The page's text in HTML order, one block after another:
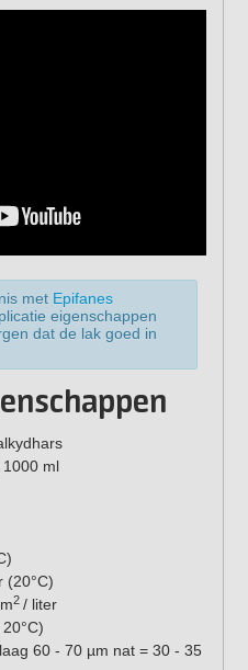
met Epifanes
eigenschappen
dat de lak goed in
ml
(20°C)
2 / liter
60 - 70 µm nat = 30 - 35